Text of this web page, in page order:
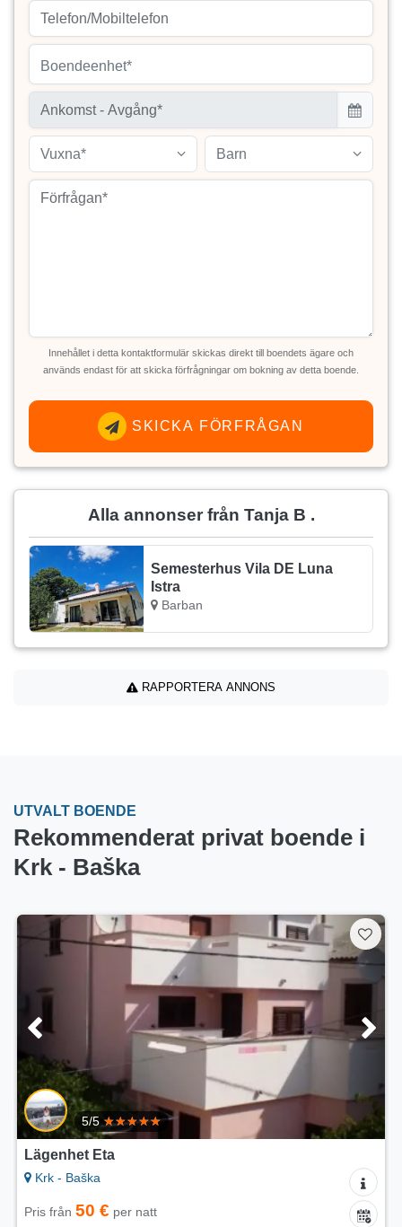
Boendeenhet*
Vuxna* Barn
Innehållet i detta kontaktformulär skickas direkt till boendets ägare och
används endast för att skicka förfrågningar om bokning av detta boende.
SKICKA FÖRFRÅGAN
Alla annonser från Tanja B .
Semesterhus Vila DE Luna
Istra
Barban
RAPPORTERA ANNONS
UTVALT BOENDE
Rekommenderat privat boende i
Krk - Baška
5/5
Lägenheter Adriatic
Krk - Baška
Pris från 50 € per natt